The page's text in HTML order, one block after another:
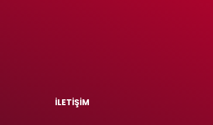
İLETİŞİM